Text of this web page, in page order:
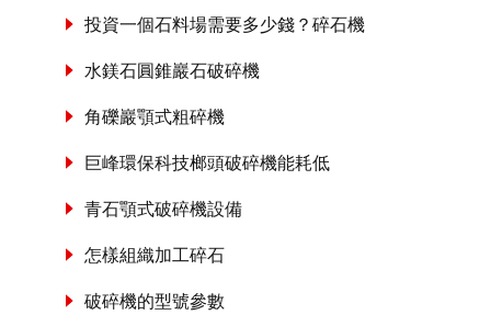
投資一個石料場需要多少錢？碎石機
水鎂石圓錐巖石破碎機
角礫巖顎式粗碎機
巨峰環保科技榔頭破碎機能耗低
青石顎式破碎機設備
怎樣組織加工碎石
破碎機的型號參數